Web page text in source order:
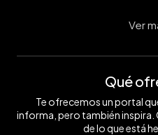
Ver
Qué
Te ofrecemos un portal
informa, pero también
de lo que está